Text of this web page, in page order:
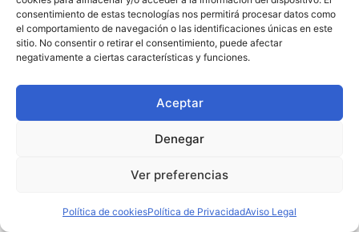
consentimiento de estas tecnologías nos permitirá procesar datos como
el comportamiento de navegación o las identificaciones únicas en este
sitio. No consentir o retirar el consentimiento, puede afectar
negativamente a ciertas características y funciones.
Aceptar
Denegar
Ver preferencias
Política de cookiesPolítica de PrivacidadAviso Legal